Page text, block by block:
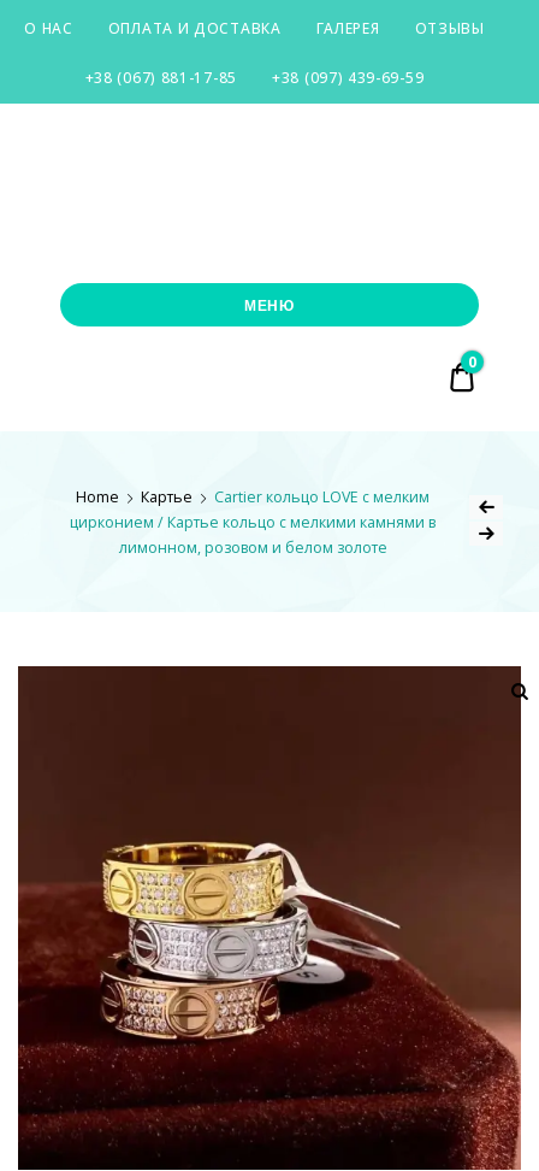
О НАС ОПЛАТА И ДОСТАВКА ГАЛЕРЕЯ ОТЗЫВЫ
+38 (067) 881-17-85 +38 (097) 439-69-59
МЕНЮ
₴ 0.00
0
Home Картье
Cartier кольцо LOVE с мелким
цирконием / Картье кольцо с мелкими камнями в
лимонном, розовом и белом золоте